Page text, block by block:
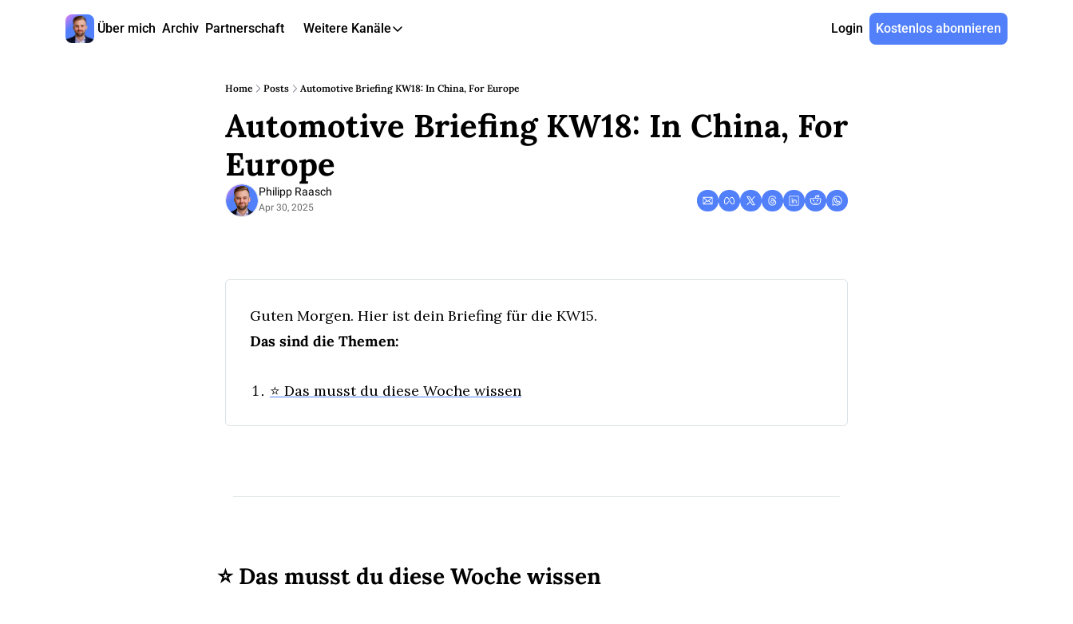
Über mich Archiv Partnerschaft Weitere Kanäle
Weitere Kanäle
🎧 Podcast
📺 YouTube
Login Kostenlos abonnieren
Home Posts Automotive Briefing KW18: In China, For Europe
Automotive Briefing KW18: In China, For
Europe
Philipp Raasch
Apr 30, 2025
Guten Morgen. Hier ist dein Briefing für die KW15.
Das sind die Themen:
⭐️ Das musst du diese Woche wissen
⭐️ Das musst du diese Woche wissen